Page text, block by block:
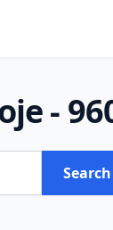
-
Search